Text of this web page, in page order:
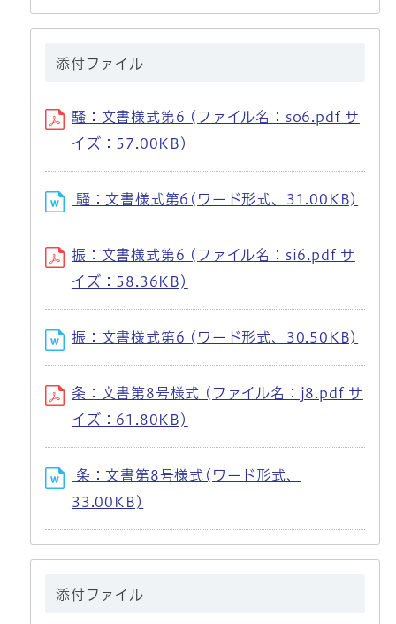
添付ファイル
騒：文書様式第6 (ファイル名：so6.pdf サ
イズ：57.00KB)
騒：文書様式第6(ワード形式、31.00KB)
振：文書様式第6 (ファイル名：si6.pdf サ
イズ：58.36KB)
振：文書様式第6 (ワード形式、30.50KB)
条：文書第8号様式 (ファイル名：j8.pdf サ
イズ：61.80KB)
条：文書第8号様式(ワード形式、
33.00KB)
添付ファイル